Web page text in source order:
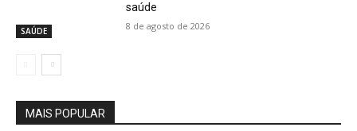
SAÚDE
saúde
8 de agosto de 2026
MAIS POPULAR